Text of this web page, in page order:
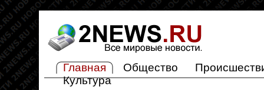
Главная Общество
Культура